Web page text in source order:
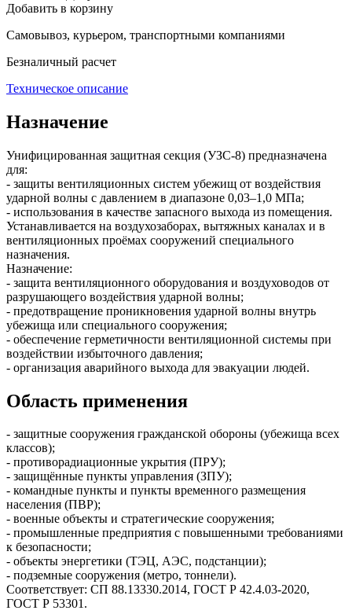
Добавить в корзину
Самовывоз, курьером, транспортными компаниями
Безналичный расчет
Техническое описание
Назначение
Унифицированная защитная секция (УЗС‑8) предназначена
для:
- защиты вентиляционных систем убежищ от воздействия
ударной волны с давлением в диапазоне 0,03–1,0 МПа;
- использования в качестве запасного выхода из помещения.
Устанавливается на воздухозаборах, вытяжных каналах и в
вентиляционных проёмах сооружений специального
назначения.
Назначение:
- защита вентиляционного оборудования и воздуховодов от
разрушающего воздействия ударной волны;
- предотвращение проникновения ударной волны внутрь
убежища или специального сооружения;
- обеспечение герметичности вентиляционной системы при
воздействии избыточного давления;
- организация аварийного выхода для эвакуации людей.
Область применения
- защитные сооружения гражданской обороны (убежища всех
классов);
- противорадиационные укрытия (ПРУ);
- защищённые пункты управления (ЗПУ);
- командные пункты и пункты временного размещения
населения (ПВР);
- военные объекты и стратегические сооружения;
- промышленные предприятия с повышенными требованиями
к безопасности;
- объекты энергетики (ТЭЦ, АЭС, подстанции);
- подземные сооружения (метро, тоннели).
Соответствует: СП 88.13330.2014, ГОСТ Р 42.4.03‑2020,
ГОСТ Р 53301.